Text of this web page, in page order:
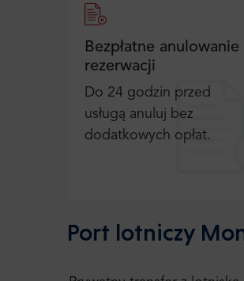
Bezpłatne anulowanie
rezerwacji
Do 24 godzin przed
usługą anuluj bez
dodatkowych opłat.
Port lotniczy